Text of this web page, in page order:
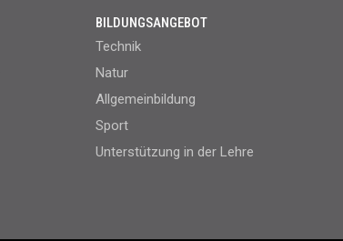
BILDUNGSANGEBOT
Technik
Natur
Allgemeinbildung
Sport
Unterstützung in der Lehre